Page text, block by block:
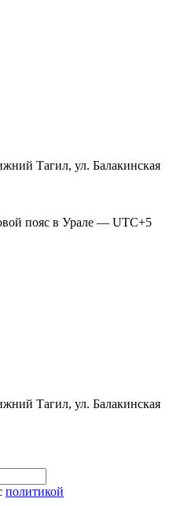
Тагил, ул. Балакинская
пояс в Урале — UTC+5
Тагил, ул. Балакинская
политикой